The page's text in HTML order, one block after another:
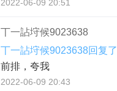
2022-06-09 20:51
丅一詀垨候9023638
丅一詀垨候9023638回复了
前排，夸我
2022-06-09 20:43